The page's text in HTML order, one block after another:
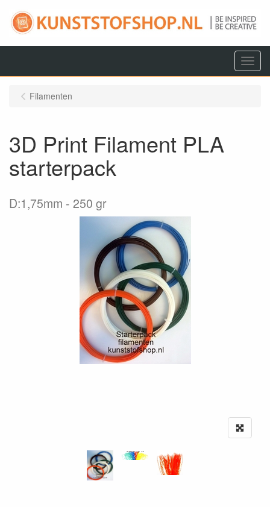
Menu
Filamenten
3D Print Filament PLA
starterpack
D:1,75mm 250 gr